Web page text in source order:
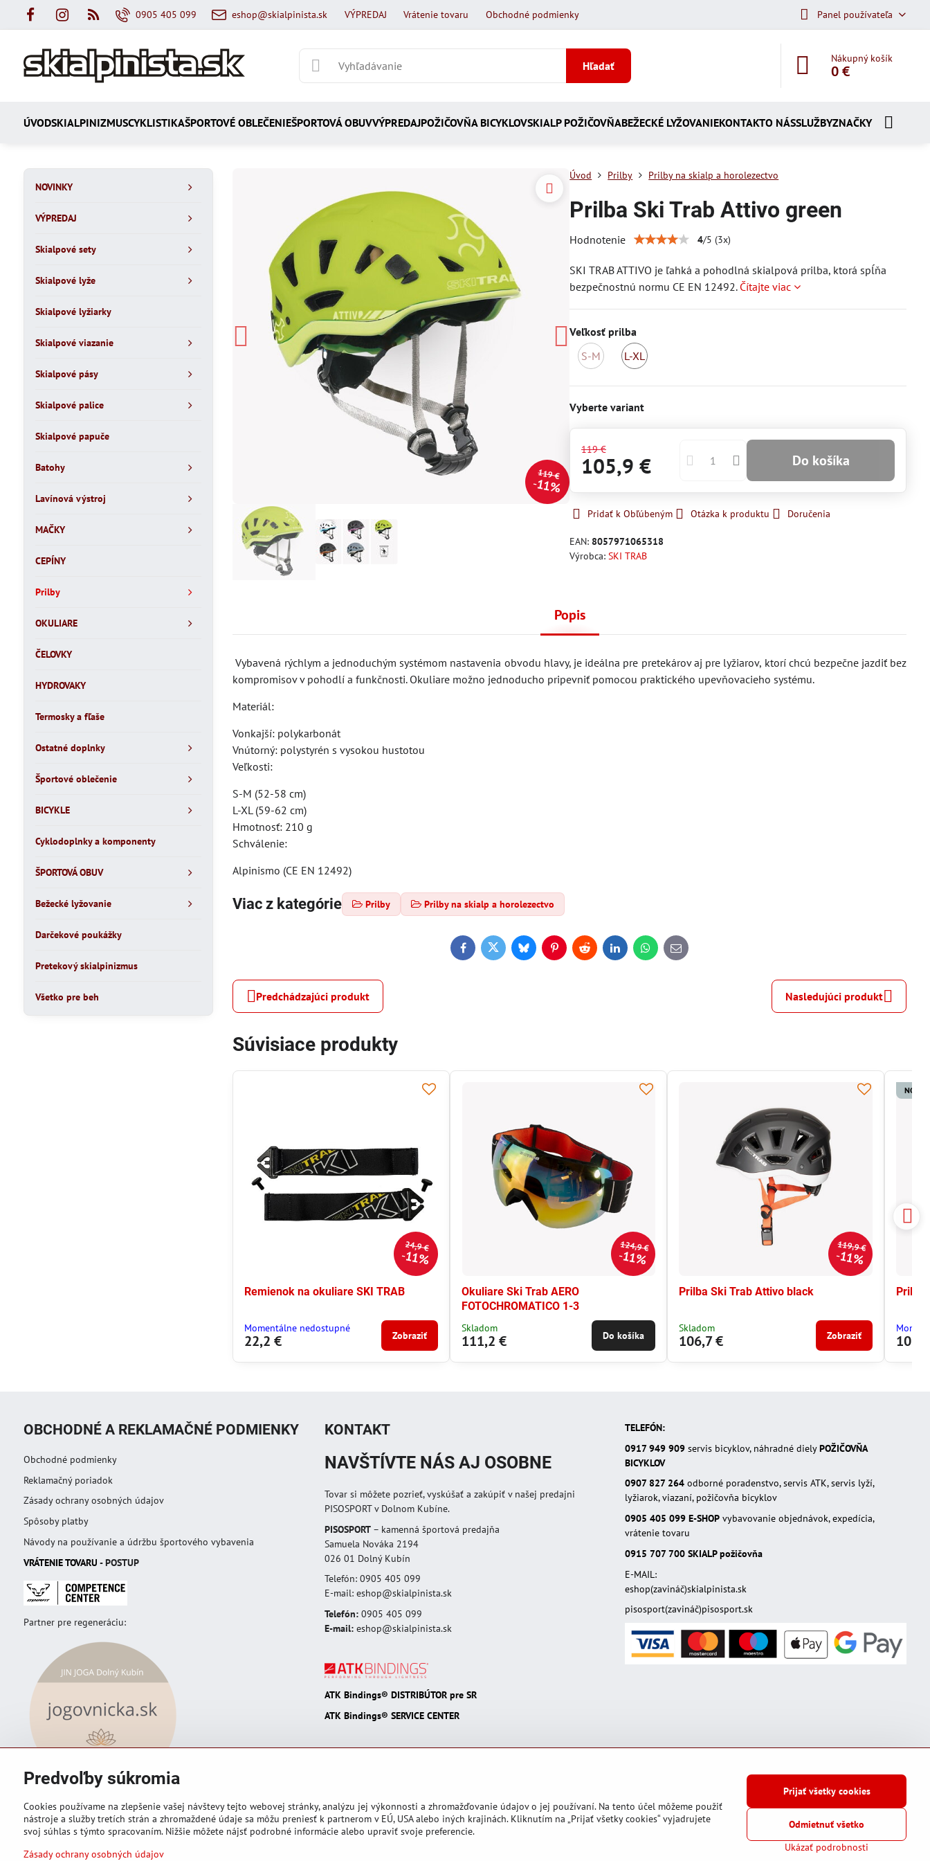
0905 405 099 eshop@skialpinista.sk VÝPREDAJ Vrátenie tovaru Obchodné podmienky Panel používateľa
Hľadať
Nákupný košík
0 €
ÚVODSKIALPINIZMUSCYKLISTIKAŠPORTOVÉ OBLEČENIEŠPORTOVÁ OBUVVÝPREDAJPOŽIČOVŇA BICYKLOVSKIALP POŽIČOVŇABEŽECKÉ LYŽOVANIEKONTAKTO NÁSSLUŽBYZNAČKY
119 €
11%
Úvod Prilby Prilby na skialp a horolezectvo
Prilba Ski Trab Attivo green
Hodnotenie 4/5 (3x)
SKI TRAB ATTIVO je ľahká a pohodlná skialpová prilba, ktorá spĺňa
bezpečnostnú normu CE EN 12492. Čítajte viac
Veľkosť prilba
S-M
nedostupné
L-XL
Vyberte variant
119 €
105,9 € Do košíka
Pridať k Obľúbeným Otázka k produktu Doručenia
EAN: 8057971065318
Výrobca:SKI TRAB
Popis
Vybavená rýchlym a jednoduchým systémom nastavenia obvodu hlavy, je ideálna pre pretekárov aj pre lyžiarov, ktorí chcú bezpečne jazdiť bez
kompromisov v pohodlí a funkčnosti. Okuliare možno jednoducho pripevniť pomocou praktického upevňovacieho systému.
Materiál:
Vonkajší: polykarbonát
Vnútorný: polystyrén s vysokou hustotou
Veľkosti:
S-M (52-58 cm)
L-XL (59-62 cm)
Hmotnosť: 210 g
Schválenie:
Alpinismo (CE EN 12492)
Viac z kategórie Prilby Prilby na skialp a horolezectvo
FacebookTwitterBlueskyPinterestRedditLinkedInWhatsApp
E-
mail
Predchádzajúci produkt Nasledujúci produkt
Súvisiace produkty
24,9 €
11%
Remienok na okuliare SKI TRAB
Momentálne nedostupné
22,2 € Zobraziť
124,9 €
11%
Okuliare Ski Trab AERO
FOTOCHROMATICO 1-3
Skladom
111,2 € Do košíka
119,9 €
11%
Prilba Ski Trab Attivo black
Skladom
106,7 € Zobraziť
Prilba
NOVINKY
VÝPREDAJ
Skialpové sety
Skialpové lyže
Skialpové lyžiarky
Skialpové viazanie
Skialpové pásy
Skialpové palice
Skialpové papuče
Batohy
Lavínová výstroj
MAČKY
CEPÍNY
Prilby
OKULIARE
ČELOVKY
HYDROVAKY
Termosky a fľaše
Ostatné doplnky
Športové oblečenie
BICYKLE
Cyklodoplnky a komponenty
ŠPORTOVÁ OBUV
Bežecké lyžovanie
Darčekové poukážky
Pretekový skialpinizmus
Všetko pre beh
OBCHODNÉ A REKLAMAČNÉ PODMIENKY
Obchodné podmienky
Reklamačný poriadok
Zásady ochrany osobných údajov
Spôsoby platby
Návody na používanie a údržbu športového vybavenia
VRÁTENIE TOVARU - POSTUP
Partner pre regeneráciu:
KONTAKT
NAVŠTÍVTE NÁS AJ OSOBNE
Tovar si môžete pozrieť, vyskúšať a zakúpiť v našej predajni
PISOSPORT v Dolnom Kubíne.
PISOSPORT– kamenná športová predajňa
Samuela Nováka 2194
026 01 Dolný Kubín
Telefón: 0905 405 099
E-mail: eshop@skialpinista.sk
Telefón:0905 405 099
E-mail: eshop@skialpinista.sk
ATK Bindings® DISTRIBÚTOR pre SR
ATK Bindings® SERVICE CENTER
TELEFÓN:
0917 949 909 servis bicyklov, náhradné dielyPOŽIČOVŇA
BICYKLOV
0907 827 264odborné poradenstvo, servis ATK, servis lyží,
lyžiarok, viazaní, požičovňa bicyklov
0905 405 099 E-SHOP vybavovanie objednávok, expedícia,
vrátenie tovaru
0915 707 700SKIALP požičovňa
E-MAIL:
eshop(zavináč)skialpinista.sk
pisosport(zavináč)pisosport.sk
Predvoľby súkromia
Cookies používame na zlepšenie vašej návštevy tejto webovej stránky, analýzu jej výkonnosti a zhromažďovanie údajov o jej používaní. Na tento účel môžeme použiť
nástroje a služby tretích strán a zhromaždené údaje sa môžu preniesť k partnerom v EÚ, USA alebo iných krajinách. Kliknutím na „Prijať všetky cookies“ vyjadrujete
svoj súhlas s týmto spracovaním. Nižšie môžete nájsť podrobné informácie alebo upraviť svoje preferencie.
Zásady ochrany osobných údajov
Ukázať podrobnosti
Prijať všetky cookies
Odmietnuť všetko